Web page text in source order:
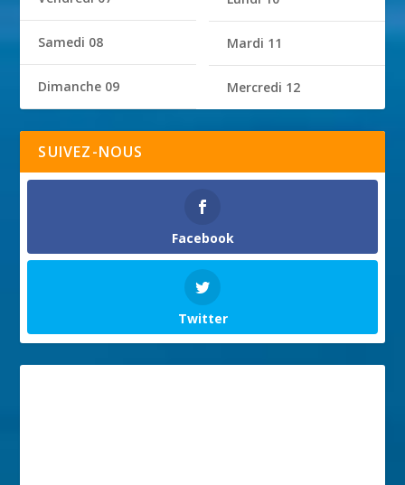
Samedi 08
Dimanche 09
Mardi 11
Mercredi 12
SUIVEZ-NOUS
Facebook
Twitter